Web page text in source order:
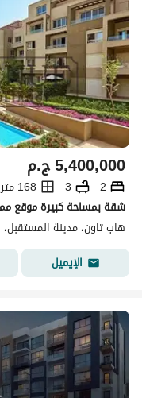
ج.م5,400,000
2
3
168 متر مربع
هاب تاون، مدينة المستقبل،
الإيميل